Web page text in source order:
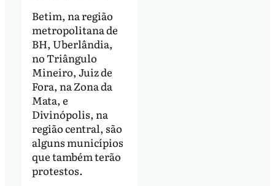
Betim, na região
metropolitana de
BH, Uberlândia,
no Triângulo
Mineiro, Juiz de
Fora, na Zona da
Mata, e
Divinópolis, na
região central, são
alguns municípios
que também terão
protestos.